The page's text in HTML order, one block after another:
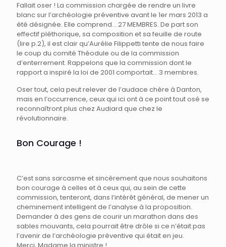
Fallait oser ! La commission chargée de rendre un livre
blanc sur l’archéologie préventive avant le 1er mars 2013 a
été désignée. Elle comprend… 27 MEMBRES. De part son
effectif pléthorique, sa composition et sa feuille de route
(lire p.2), il est clair qu’Aurélie Filippetti tente de nous faire
le coup du comité Théodule ou de la commission
d’enterrement. Rappelons que la commission dont le
rapport a inspiré la loi de 2001 comportait… 3 membres.
Oser tout, cela peut relever de l’audace chère à Danton,
mais en l’occurrence, ceux qui ici ont à ce point tout osé se
reconnaîtront plus chez Audiard que chez le
révolutionnaire.
Bon Courage !
C’est sans sarcasme et sincèrement que nous souhaitons
bon courage à celles et à ceux qui, au sein de cette
commission, tenteront, dans l’intérêt général, de mener un
cheminement intelligent de l’analyse à la proposition.
Demander à des gens de courir un marathon dans des
sables mouvants, cela pourrait être drôle si ce n’était pas
l’avenir de l’archéologie préventive qui était en jeu.